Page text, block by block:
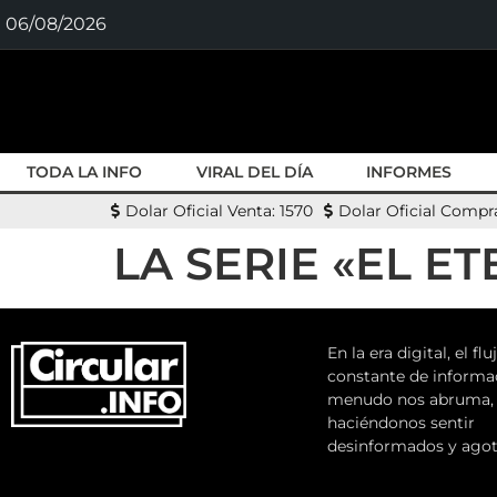
06/08/2026
TODA LA INFO VIRAL DEL DÍA INFORMES
Dolar Oficial Venta: 1570
Dolar Oficial
LA SERIE «EL
En la era digital, el
constante de
menudo nos abruma,
haciéndonos sentir
desinformados y